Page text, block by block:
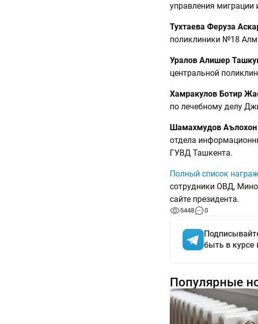
управления
Тухтаева Феруза
поликлиники №18
Уралов Алишер
центральной
Хамракулов Ботир
по лечебному делу
Шамахмудов Аълохон
отдела
ГУВД Ташкента.
Полный список
сотрудники ОВД,
сайте президента.
5448 0
быть в курсе
Популярные